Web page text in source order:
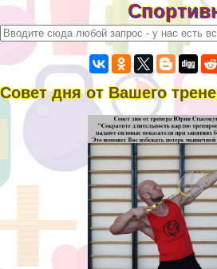
Совет дня от Вашего